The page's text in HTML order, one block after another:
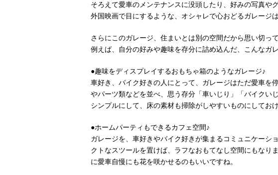
そろえて愛車のメンテナンスに没頭したり、好みの写真
外国映画で目にするような、オシャレで心おどるガレージ
さらにこのガレージ、住まいとは別の空間だから思い切っ
例えば、自分の好みや趣味を存分に詰め込んだ、こんなガ
●趣味をディスプレイするおもちゃ箱のようなガレージ♪
車好き、バイク好きの人にとって、ガレージはただ愛車を
やパーツ類などを並べ、思う存分「車いじり」「バイクい
シンプルにして、床の素材も掃除がしやすいものにしてお
●ホームパーティもできるカフェ空間♪
ガレージを、車好きやバイク好きが集まるコミュニケーシ
クトなスツールを置けば、ラフなおもてなし空間にもなり
に愛車自慢にも花を咲かせるのもいいですね。